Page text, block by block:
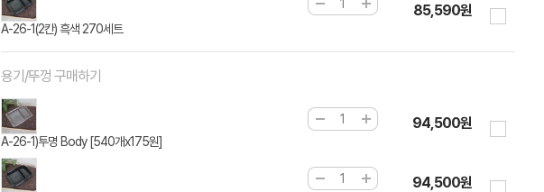
A-26-1(2칸) 흑색 270세트
85,590원
용기/뚜껑 구매하기
A-26-1)투명 Body [540개x175원]
94,500원
94,500원